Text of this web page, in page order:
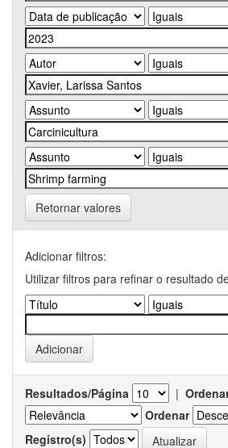
Retornar valores
Adicionar filtros:
Utilizar filtros para refinar o resultado
Resultados/Página |
Ordenar
Registro(s)